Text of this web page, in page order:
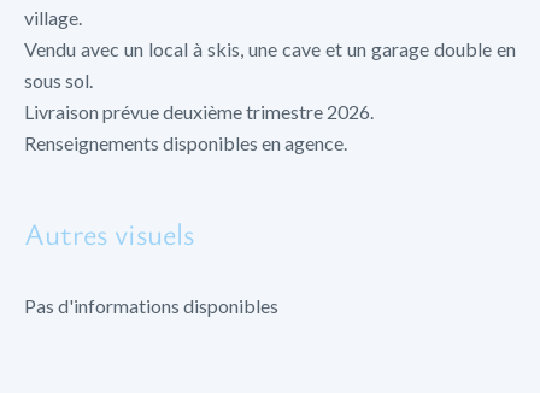
village.
Vendu avec un local à skis, une cave et un garage double en
sous sol.
Livraison prévue deuxième trimestre 2026.
Renseignements disponibles en agence.
Autres visuels
Pas d'informations disponibles